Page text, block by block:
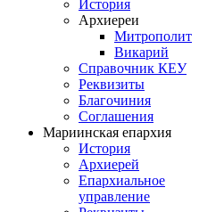
История
Архиереи
Митрополит
Викарий
Справочник КЕУ
Реквизиты
Благочиния
Соглашения
Мариинская епархия
История
Архиерей
Епархиальное
управление